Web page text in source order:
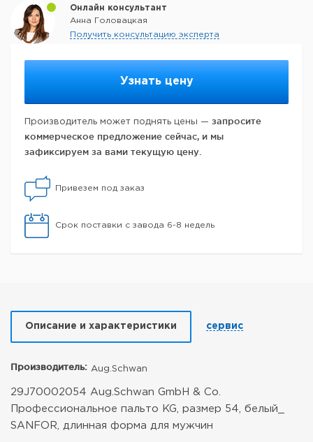
Узнать цену
Производитель может поднять цены — запросите
коммерческое предложение сейчас, и мы
зафиксируем за вами текущую цену.
Привезем под заказ
Срок поставки с завода 6-8 недель
Онлайн консультант
Анна Головацкая
Получить консультацию эксперта
Описание и характеристики сервис
Производитель: Aug.Schwan
29J70002054 Aug.Schwan GmbH & Co.
Профессиональное пальто KG, размер 54, белый_
SANFOR, длинная форма для мужчин